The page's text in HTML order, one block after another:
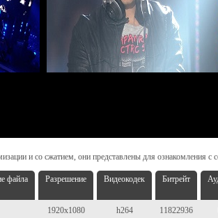
и со сжатием, они представлены для ознакомления с
файла Разрешение Видеокодек Битрейт
1920x1080 h264 11822936